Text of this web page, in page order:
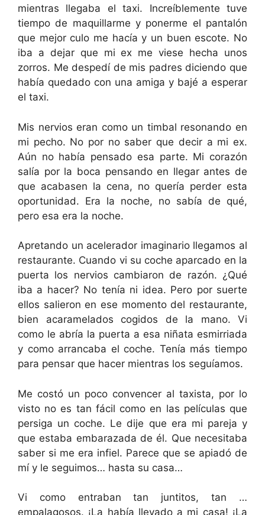
mientras llegaba el taxi. Increíblemente tuve
tiempo de maquillarme y ponerme el pantalón
que mejor culo me hacía y un buen escote. No
iba a dejar que mi ex me viese hecha unos
zorros. Me despedí de mis padres diciendo que
había quedado con una amiga y bajé a esperar
el taxi.
Mis nervios eran como un timbal resonando en
mi pecho. No por no saber que decir a mi ex.
Aún no había pensado esa parte. Mi corazón
salía por la boca pensando en llegar antes de
que acabasen la cena, no quería perder esta
oportunidad. Era la noche, no sabía de qué,
pero esa era la noche.
Apretando un acelerador imaginario llegamos al
restaurante. Cuando vi su coche aparcado en la
puerta los nervios cambiaron de razón. ¿Qué
iba a hacer? No tenía ni idea. Pero por suerte
ellos salieron en ese momento del restaurante,
bien acaramelados cogidos de la mano. Vi
como le abría la puerta a esa niñata esmirriada
y como arrancaba el coche. Tenía más tiempo
para pensar que hacer mientras los seguíamos.
Me costó un poco convencer al taxista, por lo
visto no es tan fácil como en las películas que
persiga un coche. Le dije que era mi pareja y
que estaba embarazada de él. Que necesitaba
saber si me era infiel. Parece que se apiadó de
mí y le seguimos… hasta su casa…
Vi como entraban tan juntitos, tan …
empalagosos. ¡La había llevado a mi casa! ¡La